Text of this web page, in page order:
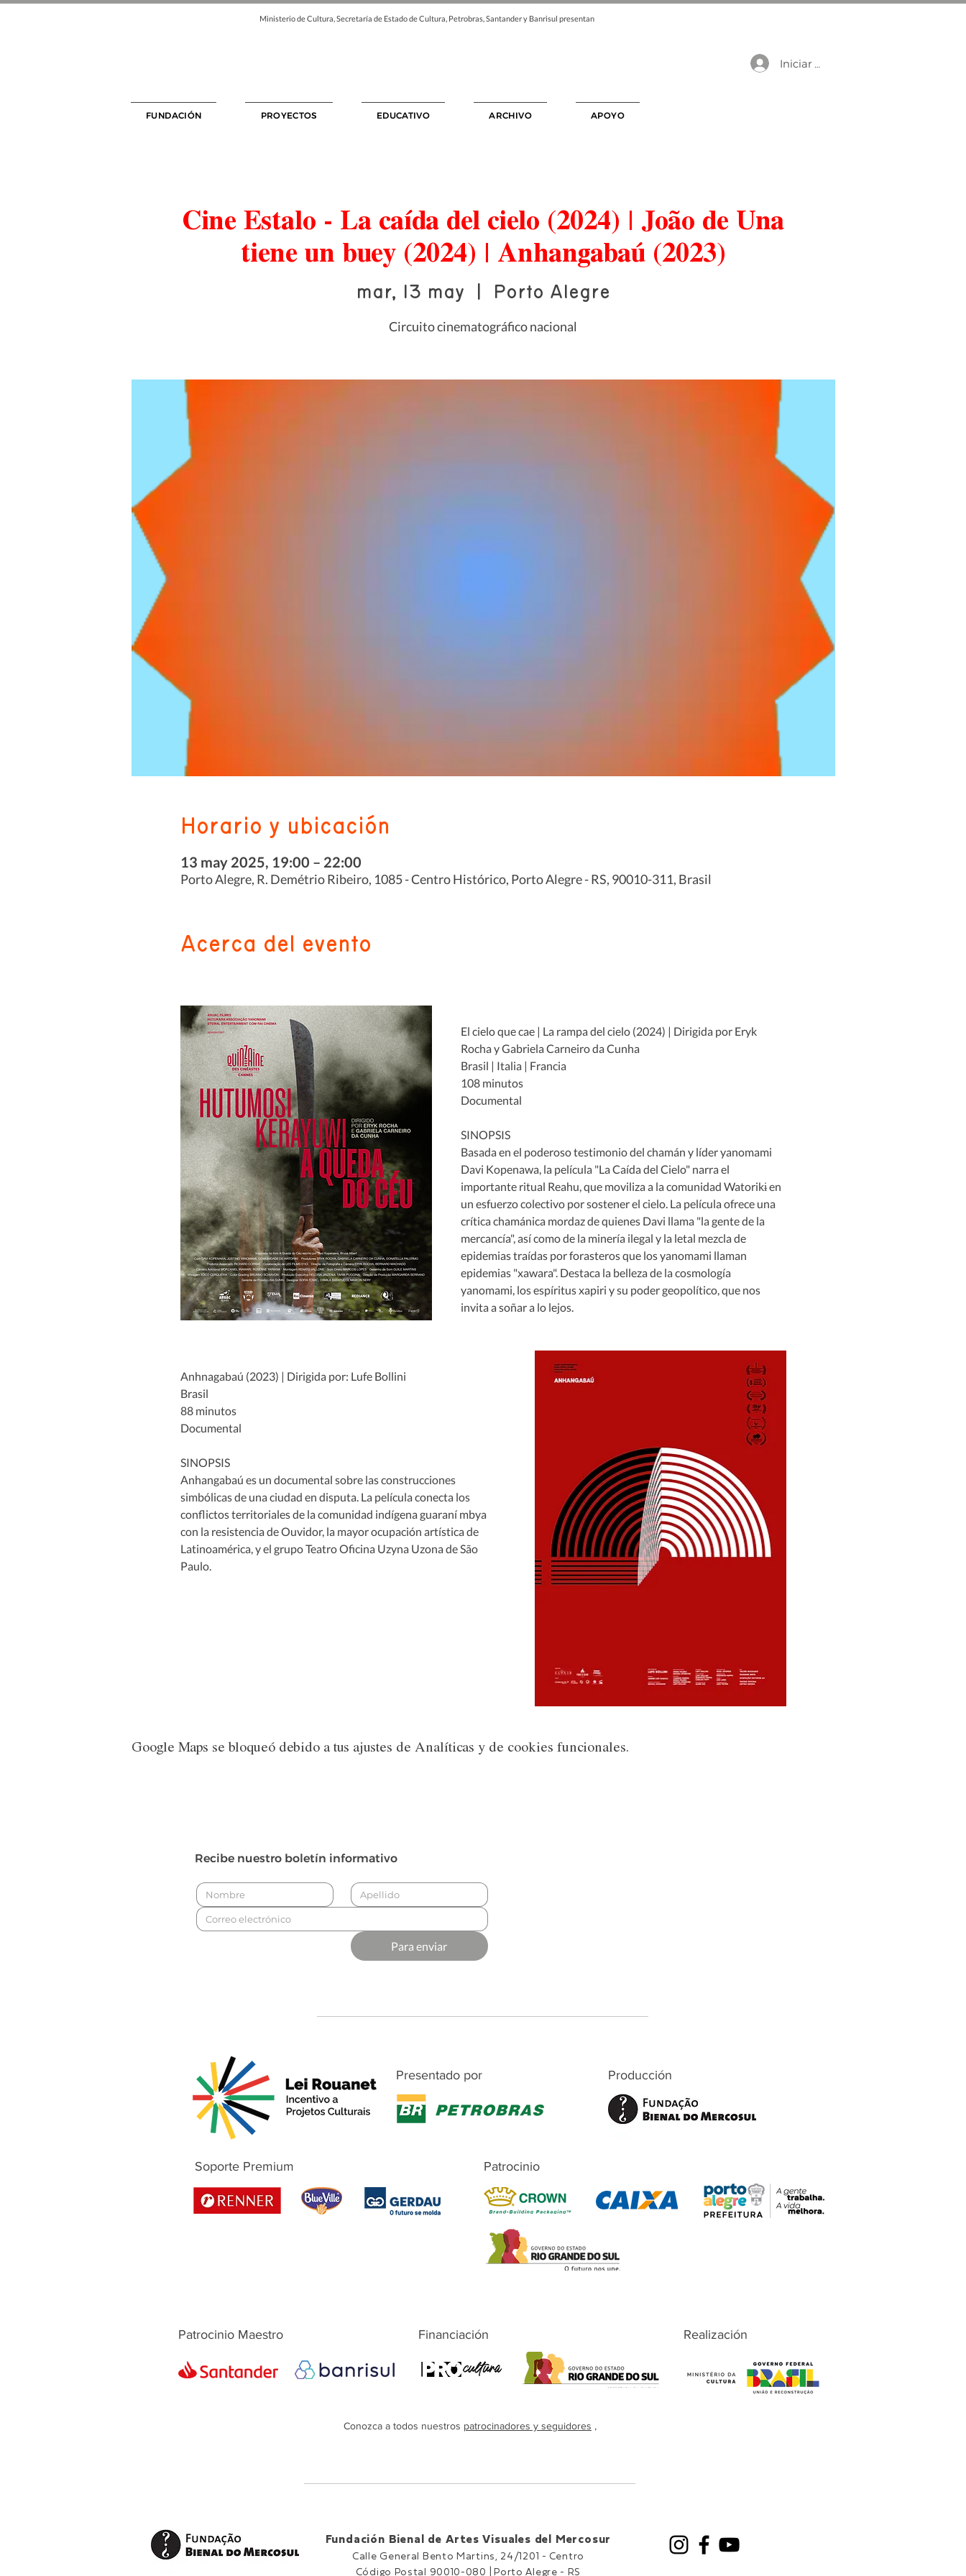
Ministerio de Cultura, Secretaría de Estado de Cultura, Petrobras, Santander y Banrisul presentan
Iniciar sesión
FUNDACIÓN PROYECTOS EDUCATIVO ARCHIVO APOYO
Cine Estalo - La caída del cielo (2024) | João de Una
tiene un buey (2024) | Anhangabaú (2023)
mar, 13 may Porto Alegre
Circuito cinematográfico nacional
Horario y ubicación
13 may 2025, 19:00 – 22:00
Porto Alegre, R. Demétrio Ribeiro, 1085 - Centro Histórico, Porto Alegre - RS, 90010-311, Brasil
Acerca del evento
El cielo que cae | La rampa del cielo (2024) | Dirigida por Eryk
Rocha y Gabriela Carneiro da Cunha
Brasil | Italia | Francia
108 minutos
Documental
SINOPSIS
Basada en el poderoso testimonio del chamán y líder yanomami
Davi Kopenawa, la película "La Caída del Cielo" narra el
importante ritual Reahu, que moviliza a la comunidad Watorikɨ en
un esfuerzo colectivo por sostener el cielo. La película ofrece una
crítica chamánica mordaz de quienes Davi llama "la gente de la
mercancía", así como de la minería ilegal y la letal mezcla de
epidemias traídas por forasteros que los yanomami llaman
epidemias "xawara". Destaca la belleza de la cosmología
yanomami, los espíritus xapiri y su poder geopolítico, que nos
invita a soñar a lo lejos.
Anhnagabaú (2023) | Dirigida por: Lufe Bollini
Brasil
88 minutos
Documental
SINOPSIS
Anhangabaú es un documental sobre las construcciones
simbólicas de una ciudad en disputa. La película conecta los
conflictos territoriales de la comunidad indígena guaraní mbya
con la resistencia de Ouvidor, la mayor ocupación artística de
Latinoamérica, y el grupo Teatro Oficina Uzyna Uzona de São
Paulo.
Google Maps se bloqueó debido a tus ajustes de Analíticas y de cookies funcionales.
Recibe nuestro boletín informativo
Para enviar
Presentado por Producción
Soporte Premium Patrocinio
Patrocinio Maestro Financiación Realización
Conozca a todos nuestros patrocinadores y seguidores ,
Fundación Bienal de Artes Visuales del Mercosur
Calle General Bento Martins, 24/1201 - Centro
Código Postal 90010-080 |
Porto Alegre - RS